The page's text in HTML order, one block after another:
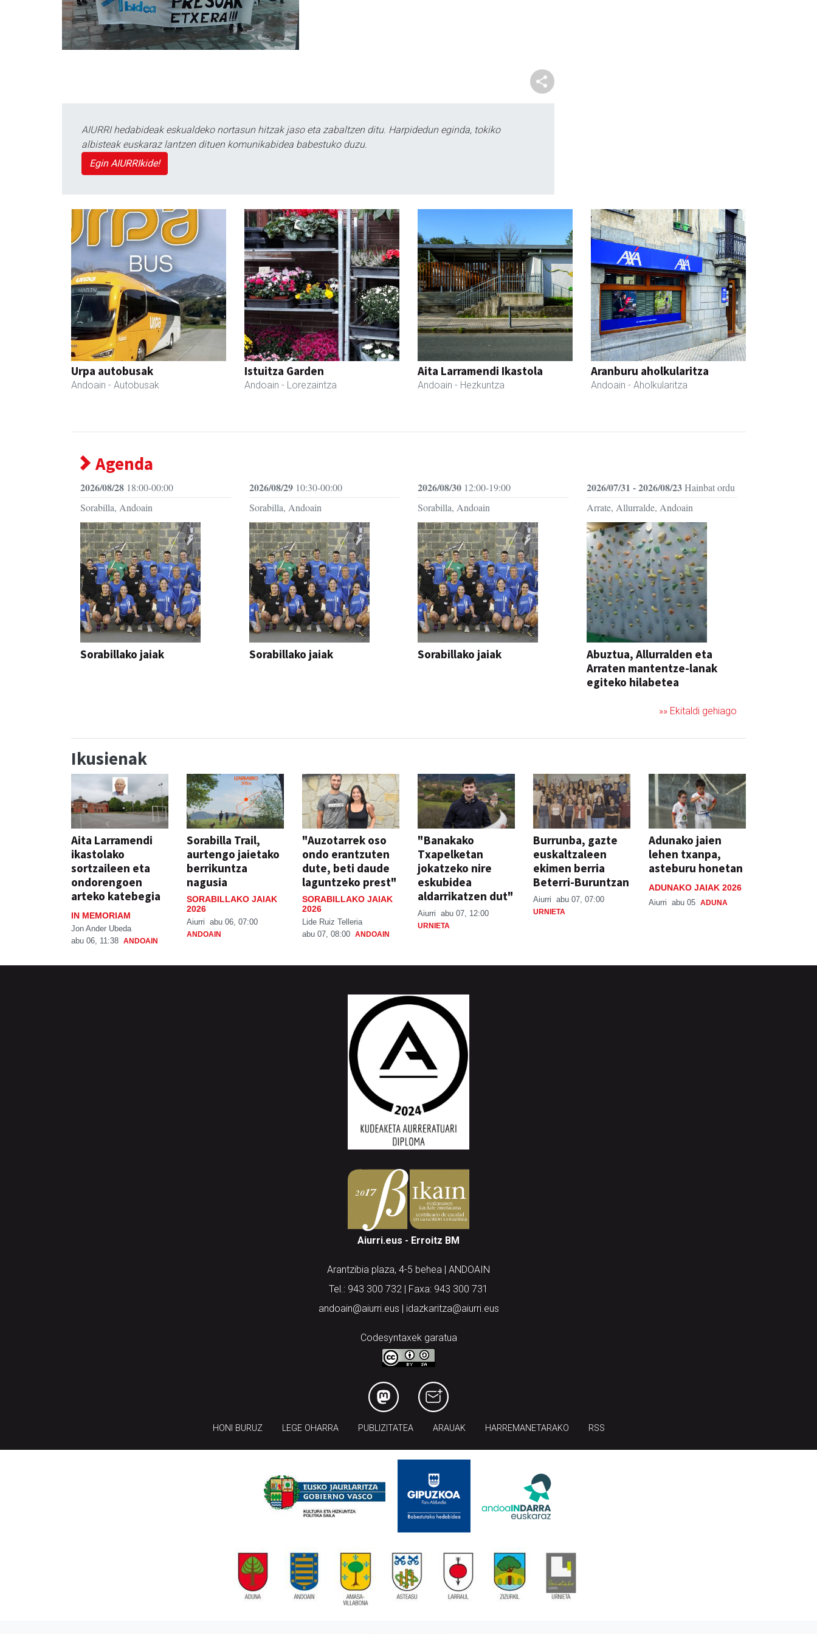
AIURRI hedabideak eskualdeko nortasun hitzak jaso eta zabaltzen ditu. Harpidedun eginda, tokiko
albisteak euskaraz lantzen dituen komunikabidea babestuko duzu.
Egin AIURRIkide!
Urpa autobusak
Andoain - Autobusak
Istuitza Garden
Andoain - Lorezaintza
Aita Larramendi Ikastola
Andoain - Hezkuntza
Aranburu aholkularitza
Andoain - Aholkularitza
Agenda
2026/08/28 18:00-00:00
Sorabilla, Andoain
Sorabillako jaiak
2026/08/2910:30-00:00
Sorabilla, Andoain
Sorabillako jaiak
2026/08/30 12:00-19:00
Sorabilla, Andoain
Sorabillako jaiak
2026/07/31 - 2026/08/23Hainbat ordu
Arrate, Allurralde, Andoain
Abuztua, Allurralden eta
Arraten mantentze-lanak
egiteko hilabetea
»» Ekitaldi gehiago
Ikusienak
Aita Larramendi
ikastolako
sortzaileen eta
ondorengoen
arteko katebegia
IN MEMORIAM
Jon Ander Ubeda
abu 06, 11:38 ANDOAIN
Sorabilla Trail,
aurtengo jaietako
berrikuntza
nagusia
SORABILLAKO JAIAK
2026
Aiurri abu 06, 07:00
ANDOAIN
"Auzotarrek oso
ondo erantzuten
dute, beti daude
laguntzeko prest"
SORABILLAKO JAIAK
2026
Lide Ruiz Telleria
abu 07, 08:00 ANDOAIN
"Banakako
Txapelketan
jokatzeko nire
eskubidea
aldarrikatzen dut"
Aiurri abu 07, 12:00
URNIETA
Burrunba, gazte
euskaltzaleen
ekimen berria
Beterri-Buruntzan
Aiurri abu 07, 07:00
URNIETA
Adunako jaien
lehen txanpa,
asteburu honetan
ADUNAKO JAIAK 2026
Aiurri abu 05 ADUNA
Aiurri.eus - Erroitz BM
Arantzibia plaza, 4-5 behea | ANDOAIN
Tel.: 943 300 732 | Faxa: 943 300 731
andoain@aiurri.eus | idazkaritza@aiurri.eus
Codesyntaxek garatua
HONI BURUZ LEGE OHARRA PUBLIZITATEA ARAUAK HARREMANETARAKO RSS